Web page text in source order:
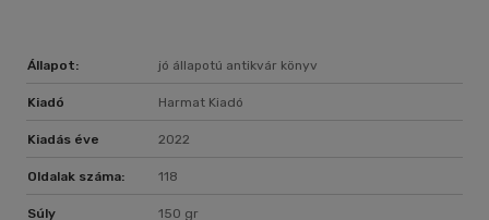
Állapot: jó állapotú antikvár könyv
Kiadó Harmat Kiadó
Kiadás éve 2022
Oldalak száma: 118
Súly 150 gr